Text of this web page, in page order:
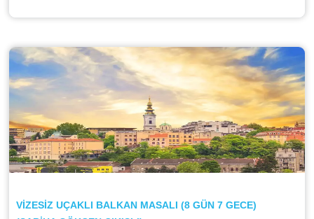
VİZESİZ UÇAKLI BALKAN MASALI (8 GÜN 7 GECE)